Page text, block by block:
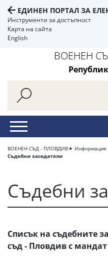
ЕДИНЕН ПОРТАЛ ЗА
Инструменти за достъпност
Карта на сайта
English
ВОЕНЕН
ВОЕНЕН СЪД - ПЛОВДИВ Информация
Съдебни заседатели
Съдебни
Списък на съдебните
съд - Пловдив с мандат